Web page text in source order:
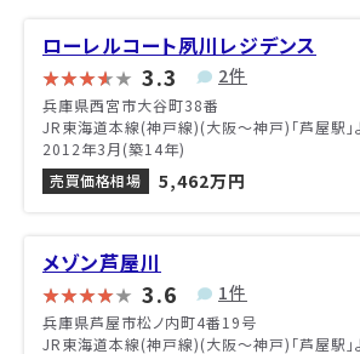
ローレルコート夙川レジデンス
3.3 2件
兵庫県西宮市大谷町38番
JR東海道本線(神戸線)(大阪～神戸)「芦屋駅」
2012年3月(築14年)
売買価格相場
5,462万円
メゾン芦屋川
3.6 1件
兵庫県芦屋市松ノ内町4番19号
JR東海道本線(神戸線)(大阪～神戸)「芦屋駅」